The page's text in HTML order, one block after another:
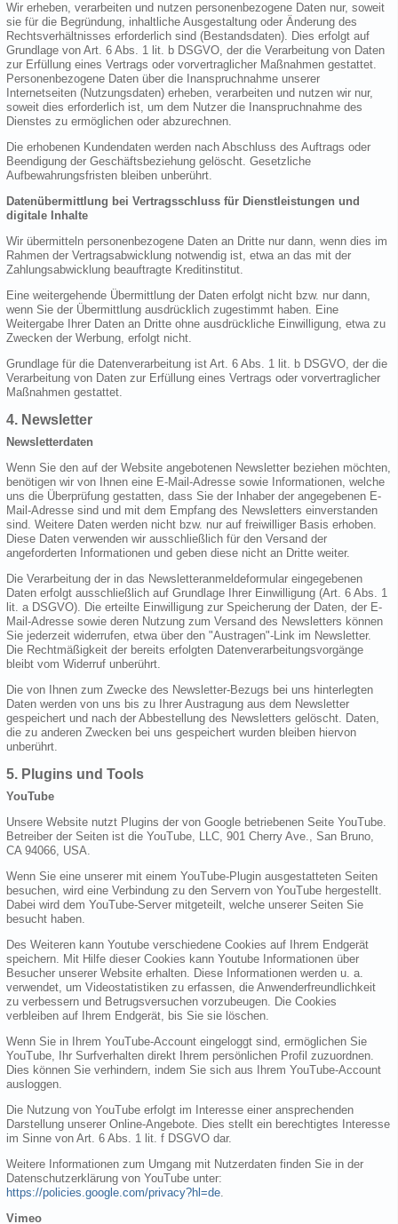
Wir erheben, verarbeiten und nutzen personenbezogene Daten nur, soweit
sie für die Begründung, inhaltliche Ausgestaltung oder Änderung des
Rechtsverhältnisses erforderlich sind (Bestandsdaten). Dies erfolgt auf
Grundlage von Art. 6 Abs. 1 lit. b DSGVO, der die Verarbeitung von Daten
zur Erfüllung eines Vertrags oder vorvertraglicher Maßnahmen gestattet.
Personenbezogene Daten über die Inanspruchnahme unserer
Internetseiten (Nutzungsdaten) erheben, verarbeiten und nutzen wir nur,
soweit dies erforderlich ist, um dem Nutzer die Inanspruchnahme des
Dienstes zu ermöglichen oder abzurechnen.
Die erhobenen Kundendaten werden nach Abschluss des Auftrags oder
Beendigung der Geschäftsbeziehung gelöscht. Gesetzliche
Aufbewahrungsfristen bleiben unberührt.
Datenübermittlung bei Vertragsschluss für Dienstleistungen und
digitale Inhalte
Wir übermitteln personenbezogene Daten an Dritte nur dann, wenn dies im
Rahmen der Vertragsabwicklung notwendig ist, etwa an das mit der
Zahlungsabwicklung beauftragte Kreditinstitut.
Eine weitergehende Übermittlung der Daten erfolgt nicht bzw. nur dann,
wenn Sie der Übermittlung ausdrücklich zugestimmt haben. Eine
Weitergabe Ihrer Daten an Dritte ohne ausdrückliche Einwilligung, etwa zu
Zwecken der Werbung, erfolgt nicht.
Grundlage für die Datenverarbeitung ist Art. 6 Abs. 1 lit. b DSGVO, der die
Verarbeitung von Daten zur Erfüllung eines Vertrags oder vorvertraglicher
Maßnahmen gestattet.
4. Newsletter
Newsletterdaten
Wenn Sie den auf der Website angebotenen Newsletter beziehen möchten,
benötigen wir von Ihnen eine E-Mail-Adresse sowie Informationen, welche
uns die Überprüfung gestatten, dass Sie der Inhaber der angegebenen E-
Mail-Adresse sind und mit dem Empfang des Newsletters einverstanden
sind. Weitere Daten werden nicht bzw. nur auf freiwilliger Basis erhoben.
Diese Daten verwenden wir ausschließlich für den Versand der
angeforderten Informationen und geben diese nicht an Dritte weiter.
Die Verarbeitung der in das Newsletteranmeldeformular eingegebenen
Daten erfolgt ausschließlich auf Grundlage Ihrer Einwilligung (Art. 6 Abs. 1
lit. a DSGVO). Die erteilte Einwilligung zur Speicherung der Daten, der E-
Mail-Adresse sowie deren Nutzung zum Versand des Newsletters können
Sie jederzeit widerrufen, etwa über den "Austragen"-Link im Newsletter.
Die Rechtmäßigkeit der bereits erfolgten Datenverarbeitungsvorgänge
bleibt vom Widerruf unberührt.
Die von Ihnen zum Zwecke des Newsletter-Bezugs bei uns hinterlegten
Daten werden von uns bis zu Ihrer Austragung aus dem Newsletter
gespeichert und nach der Abbestellung des Newsletters gelöscht. Daten,
die zu anderen Zwecken bei uns gespeichert wurden bleiben hiervon
unberührt.
5. Plugins und Tools
YouTube
Unsere Website nutzt Plugins der von Google betriebenen Seite YouTube.
Betreiber der Seiten ist die YouTube, LLC, 901 Cherry Ave., San Bruno,
CA 94066, USA.
Wenn Sie eine unserer mit einem YouTube-Plugin ausgestatteten Seiten
besuchen, wird eine Verbindung zu den Servern von YouTube hergestellt.
Dabei wird dem YouTube-Server mitgeteilt, welche unserer Seiten Sie
besucht haben.
Des Weiteren kann Youtube verschiedene Cookies auf Ihrem Endgerät
speichern. Mit Hilfe dieser Cookies kann Youtube Informationen über
Besucher unserer Website erhalten. Diese Informationen werden u. a.
verwendet, um Videostatistiken zu erfassen, die Anwenderfreundlichkeit
zu verbessern und Betrugsversuchen vorzubeugen. Die Cookies
verbleiben auf Ihrem Endgerät, bis Sie sie löschen.
Wenn Sie in Ihrem YouTube-Account eingeloggt sind, ermöglichen Sie
YouTube, Ihr Surfverhalten direkt Ihrem persönlichen Profil zuzuordnen.
Dies können Sie verhindern, indem Sie sich aus Ihrem YouTube-Account
ausloggen.
Die Nutzung von YouTube erfolgt im Interesse einer ansprechenden
Darstellung unserer Online-Angebote. Dies stellt ein berechtigtes Interesse
im Sinne von Art. 6 Abs. 1 lit. f DSGVO dar.
Weitere Informationen zum Umgang mit Nutzerdaten finden Sie in der
Datenschutzerklärung von YouTube unter:
https://policies.google.com/privacy?hl=de
Vimeo